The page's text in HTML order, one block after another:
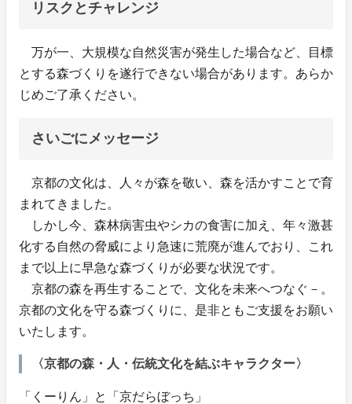
リスクとチャレンジ
万が一、大規模な自然災害が発生した場合など、目標
とする森づくりを遂行できない場合があります。あらか
じめご了承ください。
さいごにメッセージ
京都の文化は、人々が森を敬い、森を活かすことで育
まれてきました。
しかし今、森林病害虫やシカの食害に加え、年々激甚
化する自然の脅威により急速に荒廃が進んでおり、これ
まで以上に早急な森づくりが必要な状況です。
京都の森を再生することで、文化を未来へつなぐ－。
京都の文化を守る森づくりに、是非ともご支援をお願い
いたします。
〈京都の森・人・伝統文化を結ぶキャラクター〉
「くーりん」と「京だらぼっち」